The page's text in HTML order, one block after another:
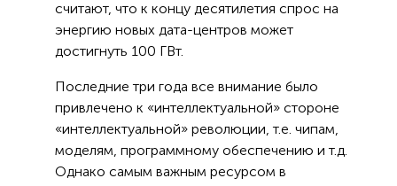
считают, что к концу десятилетия спрос на
энергию новых дата-центров может
достигнуть 100 ГВт.
Последние три года все внимание было
привлечено к «интеллектуальной» стороне
«интеллектуальной» революции, т.е. чипам,
моделям, программному обеспечению и т.д.
Однако самым важным ресурсом в